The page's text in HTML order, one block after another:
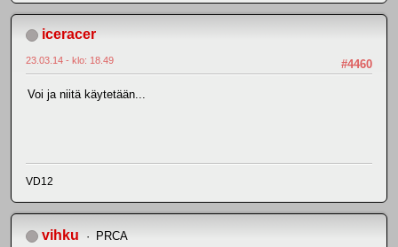
iceracer
#4460
23.03.14 - klo: 18.49
Voi ja niitä käytetään...
VD12
vihku PRCA